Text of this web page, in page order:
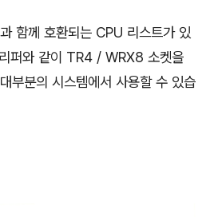
함께 호환되는 CPU 리스트가 있
퍼와 같이 TR4 / WRX8 소켓을
부분의 시스템에서 사용할 수 있습